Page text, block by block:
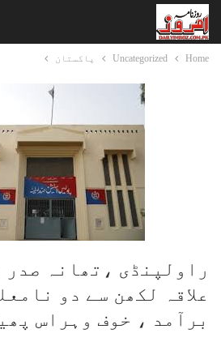
Home
Uncategorized پاکستان
راولپنڈی ،تھانہ صدر
علاقہ لکھن سے دو
برآمد ، خوف وہراس